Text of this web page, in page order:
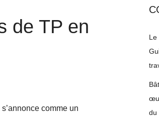
de TP en
comme un
Le
du